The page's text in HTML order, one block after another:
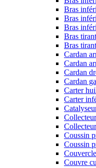
Bras
Bras
Bras
Bras
Bras
Cardan
Cardan
Cardan
Cardan
Carter
Carter
Coussin
Coussin
Couvre